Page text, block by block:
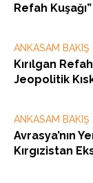
Refah Kuşağı”
ANKASAM BAKIŞ
Kırılgan
Jeopolitik
ANKASAM BAKIŞ
Avrasya’nın
Kırgızistan